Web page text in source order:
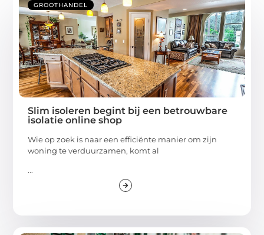
GROOTHANDEL
Slim isoleren begint bij een betrouwbare
isolatie online shop
Wie op zoek is naar een efficiënte manier om zijn
woning te verduurzamen, komt al
...